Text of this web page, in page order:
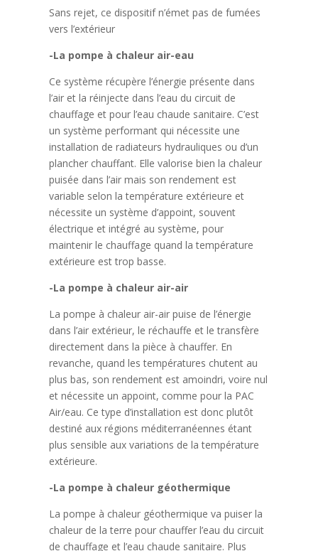
Sans rejet, ce dispositif n’émet pas de fumées
vers l’extérieur
-La pompe à chaleur air-eau
Ce système récupère l’énergie présente dans
l’air et la réinjecte dans l’eau du circuit de
chauffage et pour l’eau chaude sanitaire. C’est
un système performant qui nécessite une
installation de radiateurs hydrauliques ou d’un
plancher chauffant. Elle valorise bien la chaleur
puisée dans l’air mais son rendement est
variable selon la température extérieure et
nécessite un système d’appoint, souvent
électrique et intégré au système, pour
maintenir le chauffage quand la température
extérieure est trop basse.
-La pompe à chaleur air-air
La pompe à chaleur air-air puise de l’énergie
dans l’air extérieur, le réchauffe et le transfère
directement dans la pièce à chauffer. En
revanche, quand les températures chutent au
plus bas, son rendement est amoindri, voire nul
et nécessite un appoint, comme pour la PAC
Air/eau. Ce type d’installation est donc plutôt
destiné aux régions méditerranéennes étant
plus sensible aux variations de la température
extérieure.
-La pompe à chaleur géothermique
La pompe à chaleur géothermique va puiser la
chaleur de la terre pour chauffer l’eau du circuit
de chauffage et l’eau chaude sanitaire. Plus